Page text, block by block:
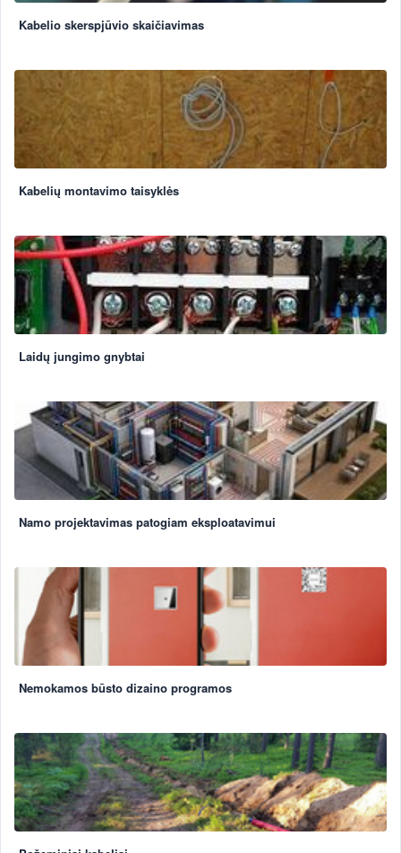
Kabelio skerspjūvio skaičiavimas
Kabelių montavimo taisyklės
Laidų jungimo gnybtai
Namo projektavimas patogiam eksploatavimui
Nemokamos būsto dizaino programos